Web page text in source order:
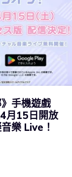
手機遊戲
月15日開放
樂 Live！